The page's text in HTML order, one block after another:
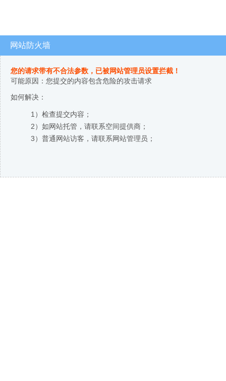
网站防火墙
您的请求带有不合法参数，已被网站管理员设置拦截！
可能原因：您提交的内容包含危险的攻击请求
如何解决：
1）检查提交内容；
2）如网站托管，请联系空间提供商；
3）普通网站访客，请联系网站管理员；